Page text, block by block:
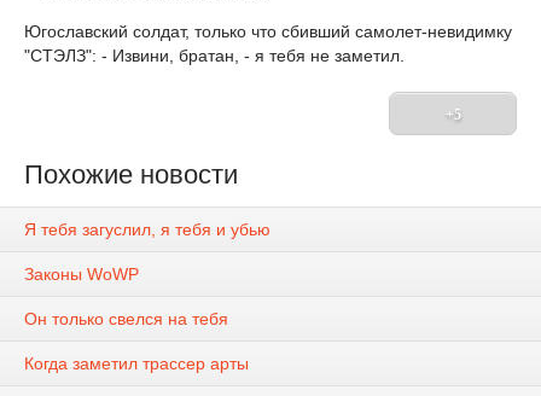
Югославский солдат, только что сбивший самолет-невидимку
"СТЭЛЗ": - Извини, братан, - я тебя не заметил.
+5
Похожие новости
Я тебя загуслил, я тебя и убью
Законы WoWP
Он только свелся на тебя
Когда заметил трассер арты